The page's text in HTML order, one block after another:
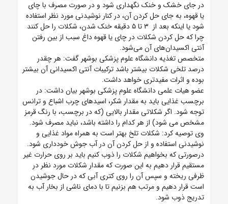
در جای خشک و خنک نگهداری شود و در صورت مصرف با چای
یا قهوه، به جای حل کردن آن، در کنار نوشیدنی مورد نظر استفاده
شود یا اینکه بعد از ۳ تا ۵ دقیقه خنک شدن، شکلات را حل کنند
چرا که حل کردن شکلات در چای یا قهوه داغ سبب از بین رفتن
آنتی اکسیدان‌های آن می‌شود.
متخصص تغذیه دانشگاه علوم پزشکی بوشهر گفت: هر چقدر
درصد تلخی شکلات بیشتر باشد ترکیبات آنتی اکسیدانی آن بیشتر
بوده و اثرات مفیدتری خواهد داشت.
عضو هیات علمی دانشگاه علوم پزشکی بوشهر بیان داشت: در
برچسب غذایی باید به مقدار شکر، اسیدهای چرب اشباع و ترانس
توجه شود. اگر شکلاتی مقدار بالایی (که در برچسب، با رنگ قرمز
مشخص می شود) از هر کدام را داشته باشد، نباید مصرف شود.
وی توصیه کرد: شکلات تلخ بهتر است به همراه مواد غذایی و
نوشیدنی استفاده و از حل کردن آن در آب جوش خودداری شود.
درصورتی که بخواهیم شکلات را ذوب کنیم باید بر روی حرارت غیر
مستقیم قرار دهیم به این صورت که مقدار شکلات مورد نظر در
ظرفی ریخته و سپس آن را روی کتری آبی که در حال جوشیدن
است قرار دهیم و مرتب هم بزنیم تا با دمای ناشی از بخار آب به
تدریج ذوب شود.